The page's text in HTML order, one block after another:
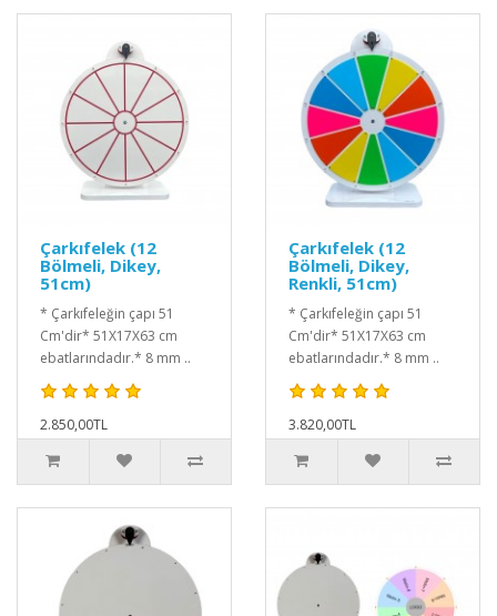
Çarkıfelek (12
Bölmeli, Dikey,
51cm)
* Çarkıfeleğin çapı 51
Cm'dir* 51X17X63 cm
ebatlarındadır.* 8 mm ..
2.850,00TL
Çarkıfelek (12
Bölmeli, Dikey,
Renkli, 51cm)
* Çarkıfeleğin çapı 51
Cm'dir* 51X17X63 cm
ebatlarındadır.* 8 mm ..
3.820,00TL